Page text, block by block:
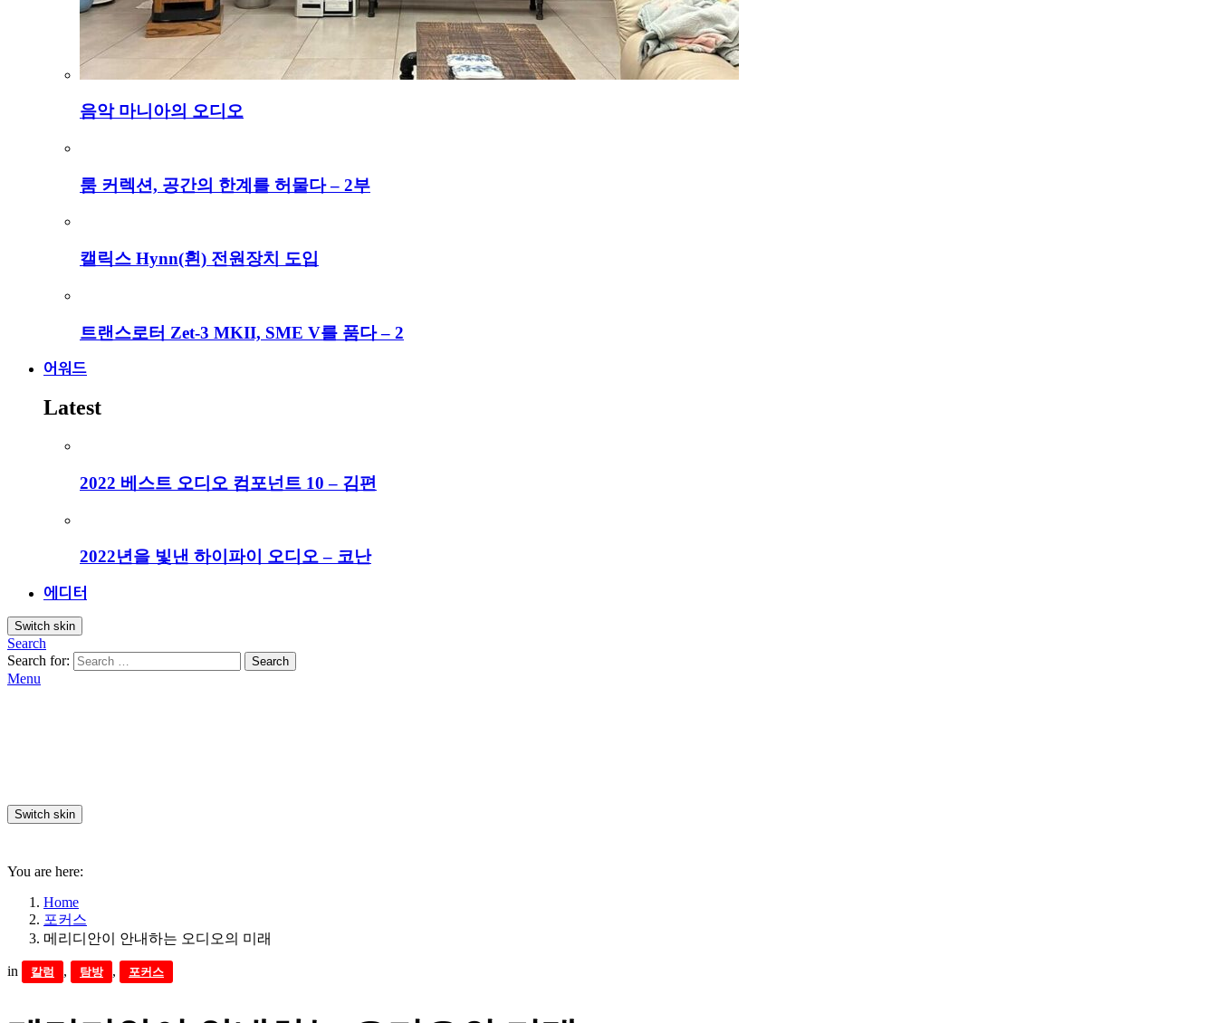
음악 마니아의 오디오
룸 커렉션, 공간의 한계를 허물다 – 2부
캘릭스 Hynn(흰) 전원장치 도입
트랜스로터 Zet-3 MKII, SME V를 품다 – 2
어워드
Latest
2022 베스트 오디오 컴포넌트 10 – 김편
2022년을 빛낸 하이파이 오디오 – 코난
에디터
Switch skin
Search
Search for:
Search
Menu
Switch skin
You are here:
Home
포커스
메리디안이 안내하는 오디오의 미래
in 칼럼 , 탐방 , 포커스